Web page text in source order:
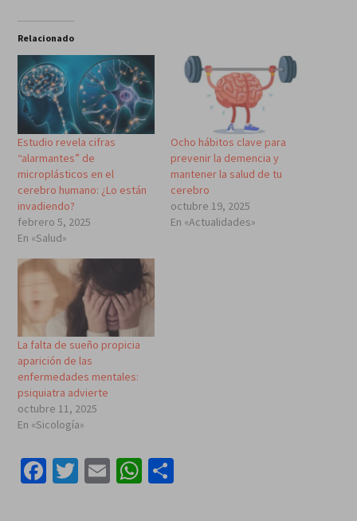
Relacionado
Estudio revela cifras
“alarmantes” de
microplásticos en el
cerebro humano: ¿Lo están
invadiendo?
febrero 5, 2025
En «Salud»
Ocho hábitos clave para
prevenir la demencia y
mantener la salud de tu
cerebro
octubre 19, 2025
En «Actualidades»
La falta de sueño propicia
aparición de las
enfermedades mentales:
psiquiatra advierte
octubre 11, 2025
En «Sicología»
Facebook
Twitter
EmailWhatsApp
Compartir